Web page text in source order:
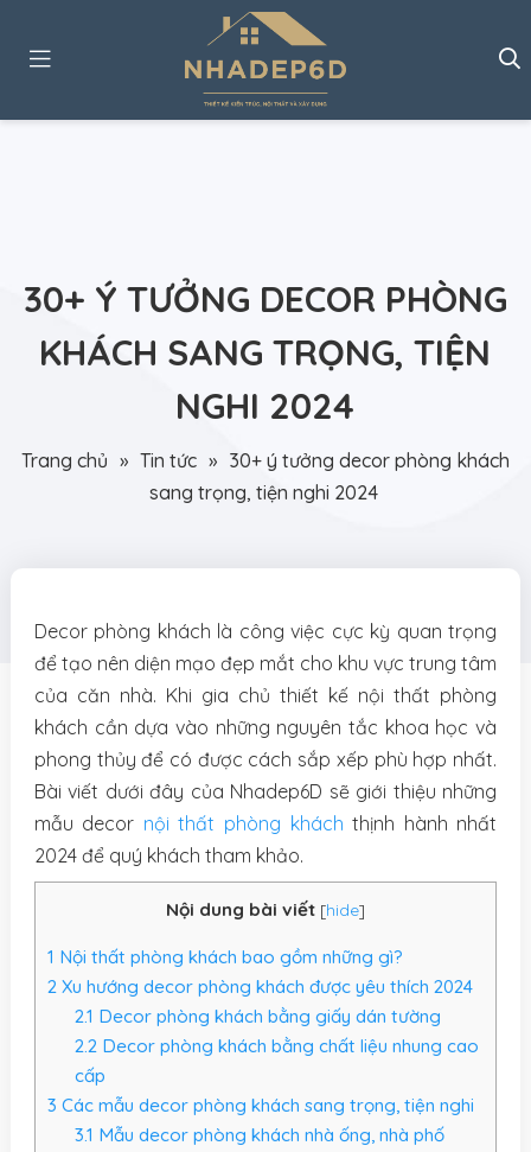
30+ Ý TƯỞNG DECOR PHÒNG
KHÁCH SANG TRỌNG, TIỆN
NGHI 2024
Trang chủ » Tin tức » 30+ ý tưởng decor phòng khách
sang trọng, tiện nghi 2024
Decor phòng khách là công việc cực kỳ quan trọng
để tạo nên diện mạo đẹp mắt cho khu vực trung tâm
của căn nhà. Khi gia chủ thiết kế nội thất phòng
khách cần dựa vào những nguyên tắc khoa học và
phong thủy để có được cách sắp xếp phù hợp nhất.
Bài viết dưới đây của Nhadep6D sẽ giới thiệu những
mẫu decor nội thất phòng khách thịnh hành nhất
2024 để quý khách tham khảo.
Nội dung bài viết [hide]
1 Nội thất phòng khách bao gồm những gì?
2Xu hướng decor phòng khách được yêu thích 2024
2.1 Decor phòng khách bằng giấy dán tường
2.2Decor phòng khách bằng chất liệu nhung cao
cấp
3 Các mẫu decor phòng khách sang trọng, tiện nghi
3.1 Mẫu decor phòng khách nhà ống, nhà phố